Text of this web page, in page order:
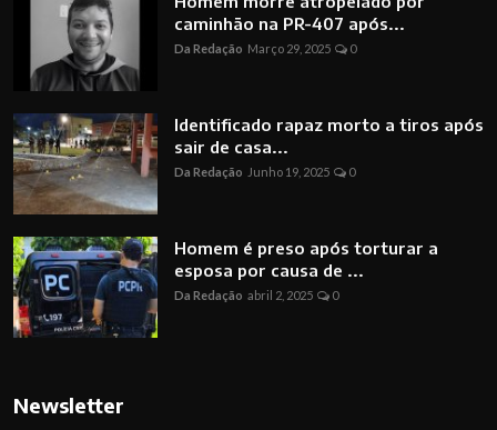
caminhão na PR-407 após...
Da Redação Março 29, 2025 0
Identificado rapaz morto a tiros após
sair de casa...
Da Redação Junho 19, 2025 0
Homem é preso após torturar a
esposa por causa de ...
Da Redação abril 2, 2025 0
Newsletter